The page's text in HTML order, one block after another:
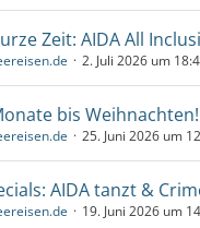
Zeit: AIDA All
2. Juli 2026 um
bis Weihnachten!
25. Juni 2026 um
AIDA tanzt &
19. Juni 2026 um